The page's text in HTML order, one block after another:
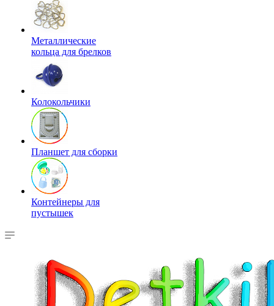
Металлические
кольца для брелков
Колокольчики
Планшет для сборки
Контейнеры для
пустышек